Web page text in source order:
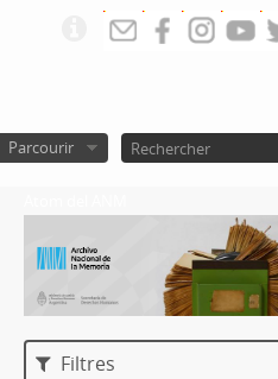
Parcourir
Filtres